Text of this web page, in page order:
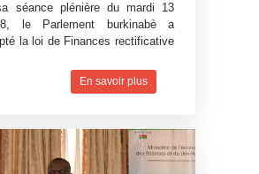
séance plénière du mardi 13
le Parlement burkinabè a
la loi de Finances rectificative
En savoir plus